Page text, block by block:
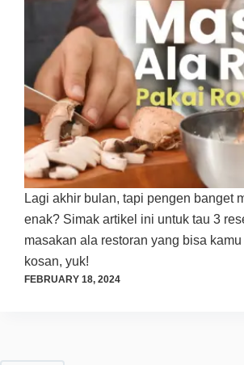
Lagi akhir bulan, tapi pengen banget
enak? Simak artikel ini untuk tau 3
masakan ala restoran yang bisa
kosan, yuk!
FEBRUARY 18, 2024